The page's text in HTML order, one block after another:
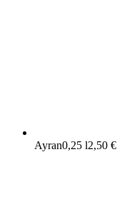
Ayran0,25 l2,50 €